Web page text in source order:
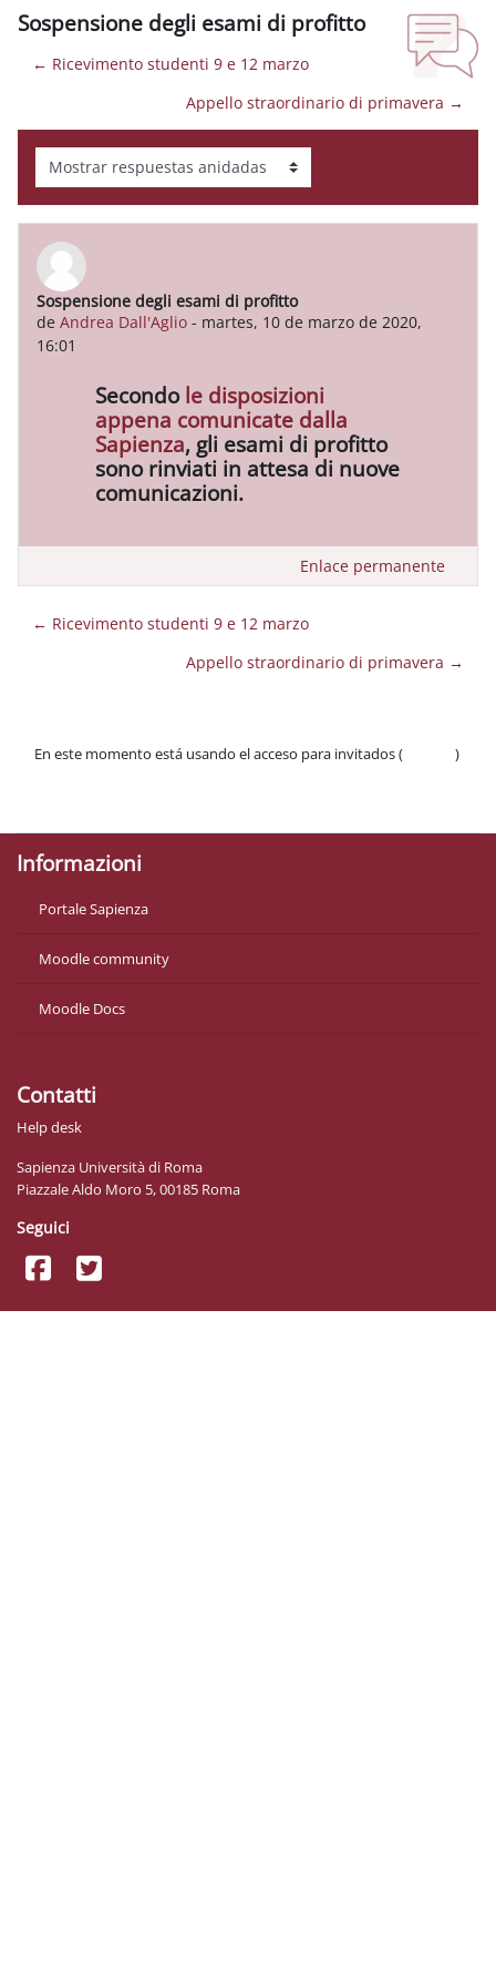
Sospensione degli esami di profitto
← Ricevimento studenti 9 e 12 marzo
Appello straordinario di primavera →
Mostrar modo
Sospensione degli esami di profitto
de Andrea Dall'Aglio - martes, 10 de marzo de 2020,
16:01
Número de respuestas: 0
Secondole disposizioni
appena comunicate dalla
Sapienza, gli esami di profitto
sono rinviati in attesa di nuove
comunicazioni.
Enlace permanente
← Ricevimento studenti 9 e 12 marzo
Appello straordinario di primavera →
En este momento está usando el acceso para invitados (
)
Informazioni
Portale Sapienza
Moodle community
Moodle Docs
Contatti
Help desk
Sapienza Università di Roma
Piazzale Aldo Moro 5, 00185 Roma
Seguici